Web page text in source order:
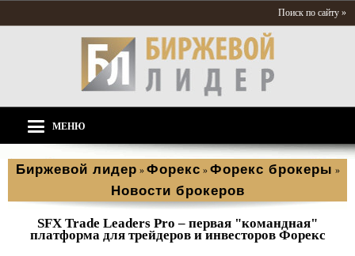
Поиск по сайту »
МЕНЮ
Биржевой лидер » Форекс » Форекс брокеры »
Новости брокеров
SFX Trade Leaders Pro – первая "командная"
платформа для трейдеров и инвесторов Форекс